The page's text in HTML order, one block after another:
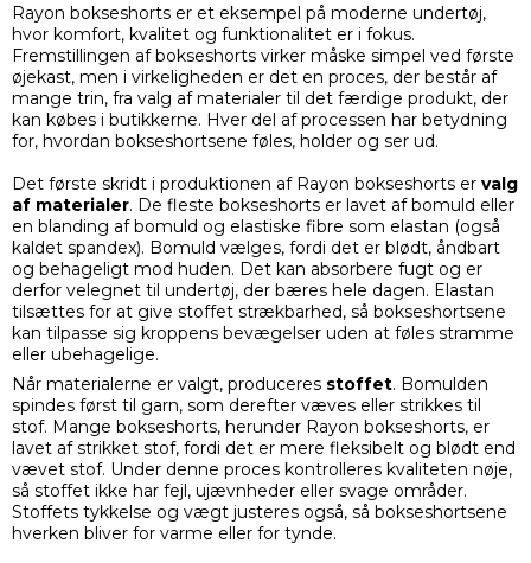
Rayon bokseshorts er et eksempel på moderne undertøj,
hvor komfort, kvalitet og funktionalitet er i fokus.
Fremstillingen af bokseshorts virker måske simpel ved første
øjekast, men i virkeligheden er det en proces, der består af
mange trin, fra valg af materialer til det færdige produkt, der
kan købes i butikkerne. Hver del af processen har betydning
for, hvordan bokseshortsene føles, holder og ser ud.
Det første skridt i produktionen af Rayon bokseshorts er valg
af materialer. De fleste bokseshorts er lavet af bomuld eller
en blanding af bomuld og elastiske fibre som elastan (også
kaldet spandex). Bomuld vælges, fordi det er blødt, åndbart
og behageligt mod huden. Det kan absorbere fugt og er
derfor velegnet til undertøj, der bæres hele dagen. Elastan
tilsættes for at give stoffet strækbarhed, så bokseshortsene
kan tilpasse sig kroppens bevægelser uden at føles stramme
eller ubehagelige.
Når materialerne er valgt, produceres stoffet. Bomulden
spindes først til garn, som derefter væves eller strikkes til
stof. Mange bokseshorts, herunder Rayon bokseshorts, er
lavet af strikket stof, fordi det er mere fleksibelt og blødt end
vævet stof. Under denne proces kontrolleres kvaliteten nøje,
så stoffet ikke har fejl, ujævnheder eller svage områder.
Stoffets tykkelse og vægt justeres også, så bokseshortsene
hverken bliver for varme eller for tynde.